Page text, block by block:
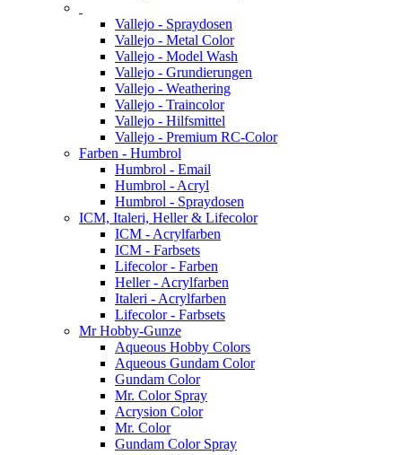
Vallejo - Spraydosen
Vallejo - Metal Color
Vallejo - Model Wash
Vallejo - Grundierungen
Vallejo - Weathering
Vallejo - Traincolor
Vallejo - Hilfsmittel
Vallejo - Premium RC-Color
Farben - Humbrol
Humbrol - Email
Humbrol - Acryl
Humbrol - Spraydosen
ICM, Italeri, Heller & Lifecolor
ICM - Acrylfarben
ICM - Farbsets
Lifecolor - Farben
Heller - Acrylfarben
Italeri - Acrylfarben
Lifecolor - Farbsets
Mr Hobby-Gunze
Aqueous Hobby Colors
Aqueous Gundam Color
Gundam Color
Mr. Color Spray
Acrysion Color
Mr. Color
Gundam Color Spray